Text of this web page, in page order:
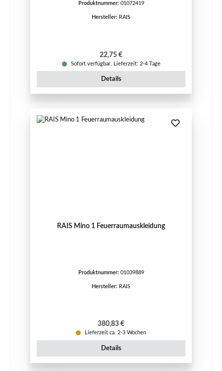
Produktnummer: 01072419
Hersteller: RAIS
Regulärer Preis:
22,75 €
Sofort verfügbar, Lieferzeit: 2-4 Tage
Details
RAIS Mino 1 Feuerraumauskleidung
Produktnummer: 01039889
Hersteller: RAIS
Regulärer Preis:
380,83 €
Lieferzeit ca. 2-3 Wochen
Details